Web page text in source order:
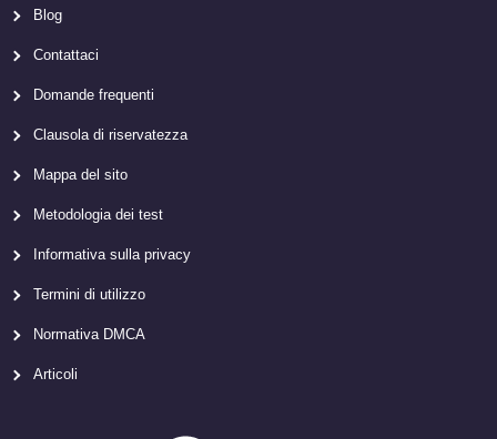
Blog
Contattaci
Domande frequenti
Clausola di riservatezza
Mappa del sito
Metodologia dei test
Informativa sulla privacy
Termini di utilizzo
Normativa DMCA
Articoli